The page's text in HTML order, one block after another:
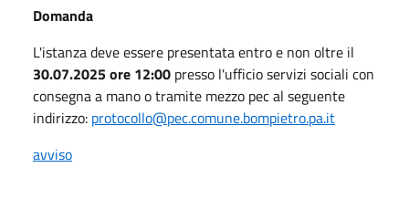
Domanda
L'istanza deve essere presentata entro e non oltre il
30.07.2025 ore 12:00 presso l'ufficio servizi sociali con
consegna a mano o tramite mezzo pec al seguente
indirizzo: protocollo@pec.comune.bompietro.pa.it
avviso